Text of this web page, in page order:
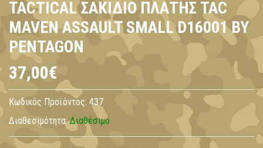
TACTICAL ΣΑΚΊΔΙΟ ΠΛΆΤΗΣ TAC
MAVEN ASSAULT SMALL D16001 BY
PENTAGON
37,00€
Κωδικός Προϊόντος: 437
Διαθεσιμότητα:Διαθέσιμο